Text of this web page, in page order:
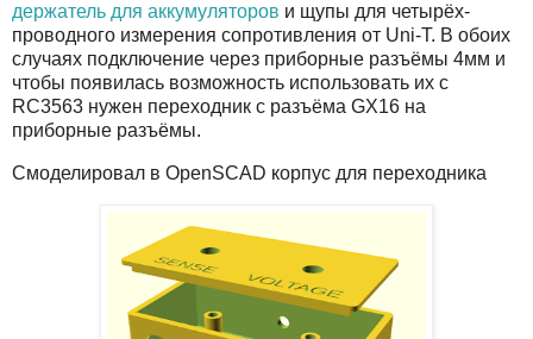
держатель для аккумуляторов и щупы для четырёх-
проводного измерения сопротивления от Uni-T. В обоих
случаях подключение через приборные разъёмы 4мм и
чтобы появилась возможность использовать их с
RC3563 нужен переходник с разъёма GX16 на
приборные разъёмы.
Смоделировал в OpenSCAD корпус для переходника